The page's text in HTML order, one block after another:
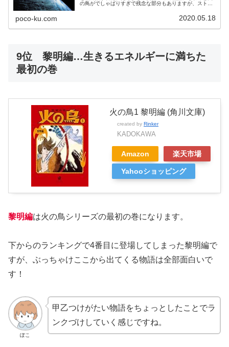
の鳥がでしゃばりすぎで残念な部分もありますが、ストー
poco-ku.com 2020.05.18
9位 黎明編…生きるエネルギーに満ちた
最初の巻
火の鳥1 黎明編 (角川文庫)
created by Rinker
KADOKAWA
Amazon 楽天市場
Yahooショッピング
黎明編は火の鳥シリーズの最初の巻になります。
下からのランキングで4番目に登場してしまった黎明編で
すが、ぶっちゃけここから出てくる物語は全部面白いで
す！
ぽこ
甲乙つけがたい物語をちょっとしたことでラ
ンクづけしていく感じですね。